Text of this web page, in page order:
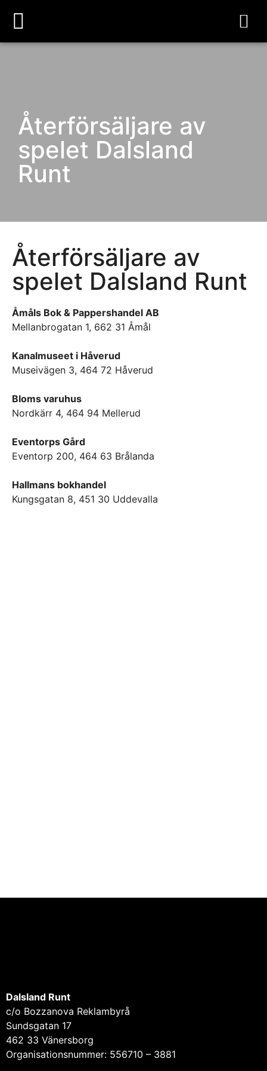
Återförsäljare av
spelet Dalsland
Runt
Återförsäljare av
spelet Dalsland Runt
Åmåls Bok & Pappershandel AB
Mellanbrogatan 1, 662 31 Åmål
Kanalmuseet i Håverud
Museivägen 3, 464 72 Håverud
Bloms varuhus
Nordkärr 4, 464 94 Mellerud
Eventorps Gård
Eventorp 200, 464 63 Brålanda
Hallmans bokhandel
Kungsgatan 8, 451 30 Uddevalla
Dalsland Runt
c/o Bozzanova Reklambyrå
Sundsgatan 17
462 33 Vänersborg
Organisationsnummer: 556710 – 3881